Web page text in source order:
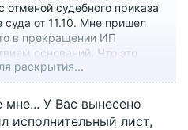
судебного приказа
от 11.10. Мне пришел
в прекращении ИП
оснований. Что это
не основание, то что
Ехать к ним - это в
раскрытия...
У Вас вынесено
исполнительный лист,